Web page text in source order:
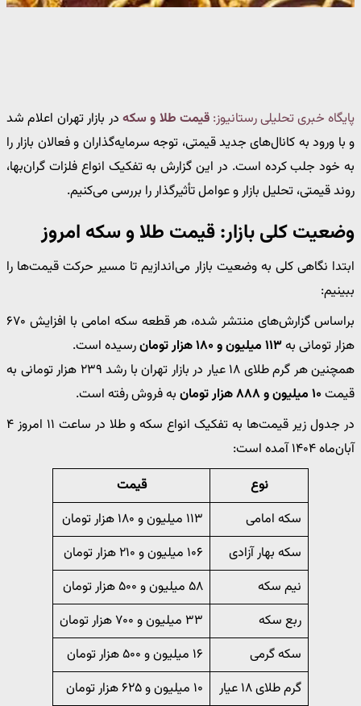
پایگاه خبری تحلیلی رستانیوز: قیمت طلا و سکه در بازار تهران اعلام شد
و با ورود به کانال‌های جدید قیمتی، توجه سرمایه‌گذاران و فعالان بازار را
به خود جلب کرده است. در این گزارش به تفکیک انواع فلزات گران‌بها،
روند قیمتی، تحلیل بازار و عوامل تأثیرگذار را بررسی می‌کنیم.
وضعیت کلی بازار: قیمت طلا و سکه امروز
ابتدا نگاهی کلی به وضعیت بازار می‌اندازیم تا مسیر حرکت قیمت‌ها را
ببینیم:
براساس گزارش‌های منتشر شده، هر قطعه سکه امامی با افزایش ۶۷۰
هزار تومانی به۱۱۳ میلیون و ۱۸۰ هزار تومان
رسیده است.
همچنین هر گرم طلای ۱۸ عیار در بازار تهران با رشد ۲۳۹ هزار تومانی به
قیمت۱۰ میلیون و ۸۸۸ هزار تومان
به فروش رفته است.
در جدول زیر قیمت‌ها به تفکیک انواع سکه و طلا در ساعت ۱۱ امروز ۴
آبان‌ماه ۱۴۰۴ آمده است:
نوع
قیمت
سکه امامی
۱۱۳ میلیون و ۱۸۰ هزار تومان
سکه بهار آزادی
۱۰۶ میلیون و ۲۱۰ هزار تومان
نیم سکه
۵۸ میلیون و ۵۰۰ هزار تومان
ربع سکه
۳۳ میلیون و ۷۰۰ هزار تومان
سکه گرمی
۱۶ میلیون و ۵۰۰ هزار تومان
گرم طلای ۱۸ عیار
۱۰ میلیون و ۶۲۵ هزار تومان